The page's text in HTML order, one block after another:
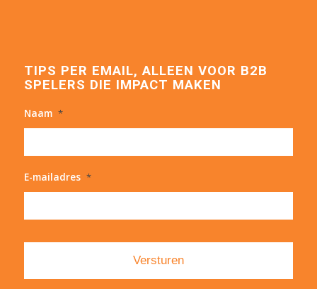
TIPS PER EMAIL, ALLEEN VOOR B2B
SPELERS DIE IMPACT MAKEN
Naam *
E-mailadres *